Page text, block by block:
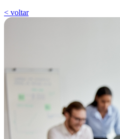
< voltar